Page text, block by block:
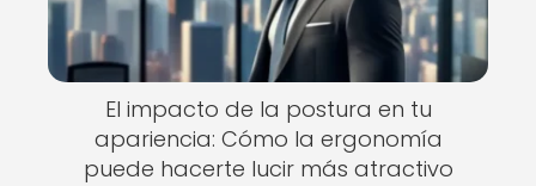
El impacto de la postura en tu
apariencia: Cómo la ergonomía
puede hacerte lucir más atractivo